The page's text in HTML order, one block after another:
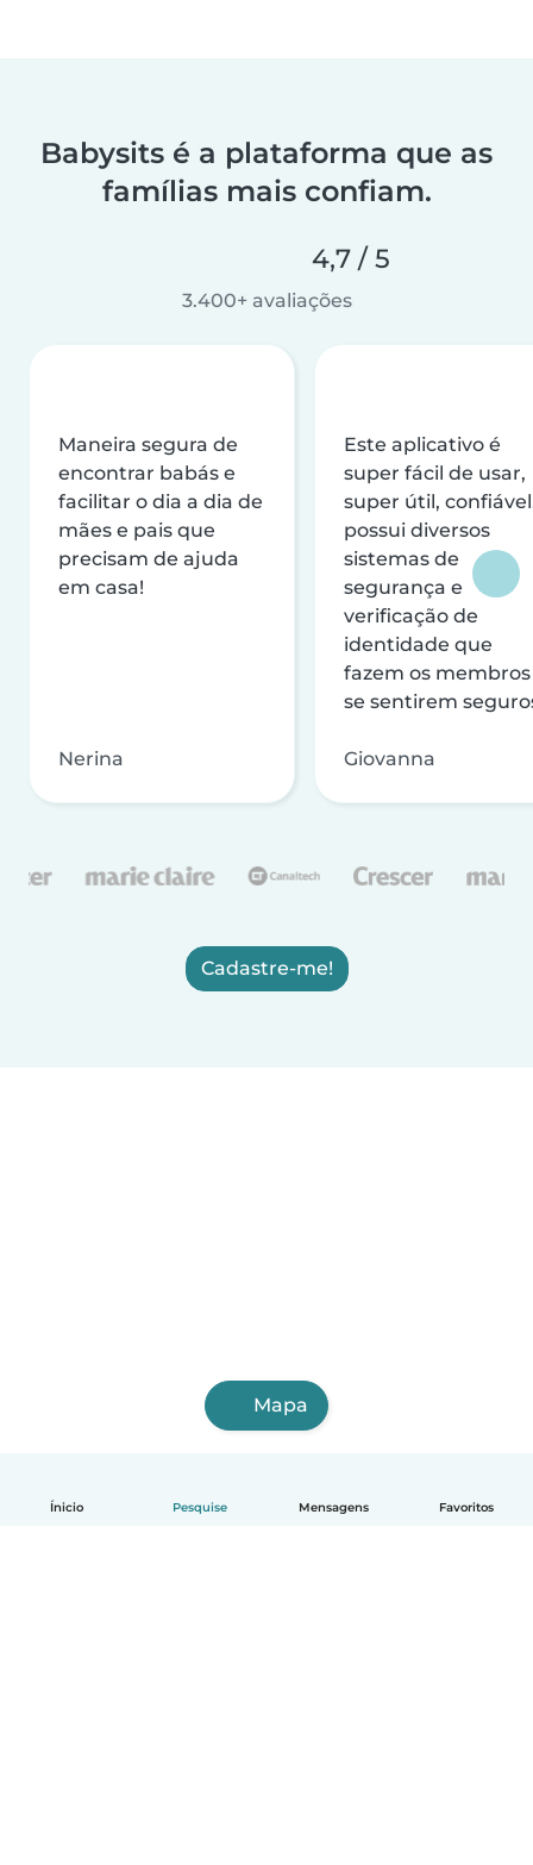
Ínicio Pesquise Mensagens Favoritos
Babysits é a plataforma que as
famílias mais confiam.
4,7 / 5
3.400+ avaliações
Maneira segura de
encontrar babás e
facilitar o dia a dia de
mães e pais que
precisam de ajuda
em casa!
Nerina
Este aplicativo é
super fácil de usar,
super útil,
possui diversos
sistemas de
segurança e
verificação de
identidade que
fazem os membros
se sentirem
Giovanna
Cadastre-me!
Mapa